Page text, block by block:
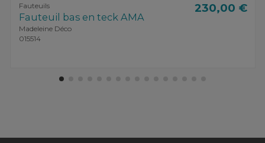
Fauteuils
Fauteuil bas en teck AMA
Madeleine Déco
015514
230,00 €